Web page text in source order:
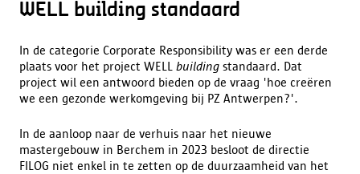
WELL building standaard
In de categorie Corporate Responsibility was er een derde
plaats voor het project WELL building standaard. Dat
project wil een antwoord bieden op de vraag 'hoe creëren
we een gezonde werkomgeving bij PZ Antwerpen?'.
In de aanloop naar de verhuis naar het nieuwe
mastergebouw in Berchem in 2023 besloot de directie
FILOG niet enkel in te zetten op de duurzaamheid van het